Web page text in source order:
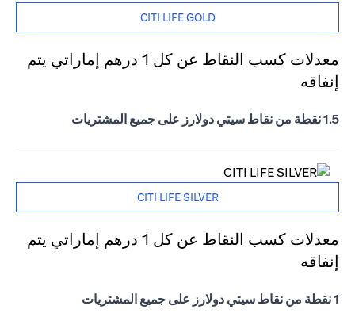
CITI LIFE GOLD
معدلات كسب النقاط عن كل 1 درهم إماراتي يتم
إنفاقه
1.5 نقطة من نقاط سيتي دولارز على جميع المشتريات
CITI LIFE SILVER
معدلات كسب النقاط عن كل 1 درهم إماراتي يتم
إنفاقه
1 نقطة من نقاط سيتي دولارز على جميع المشتريات